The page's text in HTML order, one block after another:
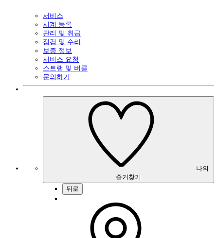
서비스
시계 등록
관리 및 취급
점검 및 수리
보증 정보
서비스 요청
스트랩 및 버클
문의하기
즐겨찾기
뒤로